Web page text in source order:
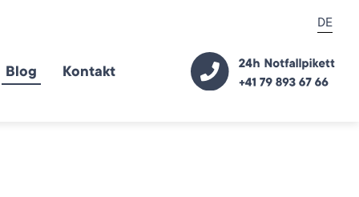
Blog Kontakt
DE